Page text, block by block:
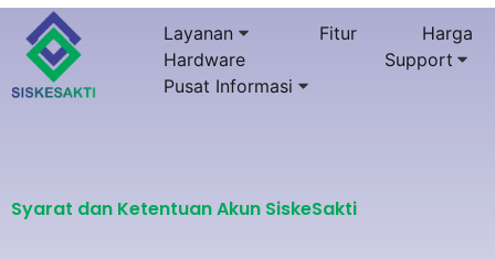
Layanan Fitur
Harga
Hardware
Support
Pusat Informasi
Syarat dan Ketentuan Akun SiskeSakti